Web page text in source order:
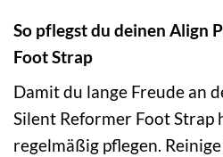
So pflegst du deinen Align
Foot Strap
Damit du lange Freude an
Silent Reformer Foot Strap
regelmäßig pflegen.